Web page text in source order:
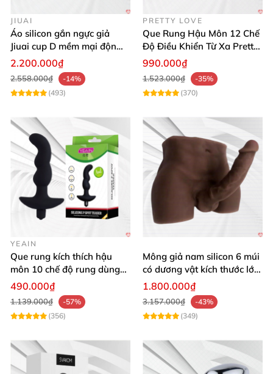
đạt tiêu chuẩn châu Âu là CEvà RoHS đảm bảo sức
JIUAI
Áo silicon gắn ngực giả
Jiuai cup D mềm mại độn
ngực tự nhiên cho nam
2.200.000₫
2.558.000₫
-14%
(493)
PRETTY LOVE
Que Rung Hậu Môn 12 Chế
Độ Điều Khiển Từ Xa Pretty
Love
990.000₫
1.523.000₫
-35%
(370)
YEAIN
Que rung kích thích hậu
môn 10 chế độ rung dùng
pin - Yeain Spot Teaser
490.000₫
1.139.000₫
-57%
(356)
Mông giả nam silicon 6 múi
có dương vật kích thước lớn
cực thật
1.800.000₫
3.157.000₫
-43%
(349)